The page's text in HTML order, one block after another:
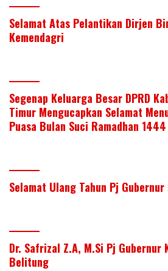
Selamat Atas Pelantikan Dirjen
Kemendagri
Segenap Keluarga Besar DPRD
Timur Mengucapkan Selamat
Puasa Bulan Suci Ramadhan
Selamat Ulang Tahun Pj Gubernur
Dr. Safrizal Z.A, M.Si Pj Gubernur
Belitung